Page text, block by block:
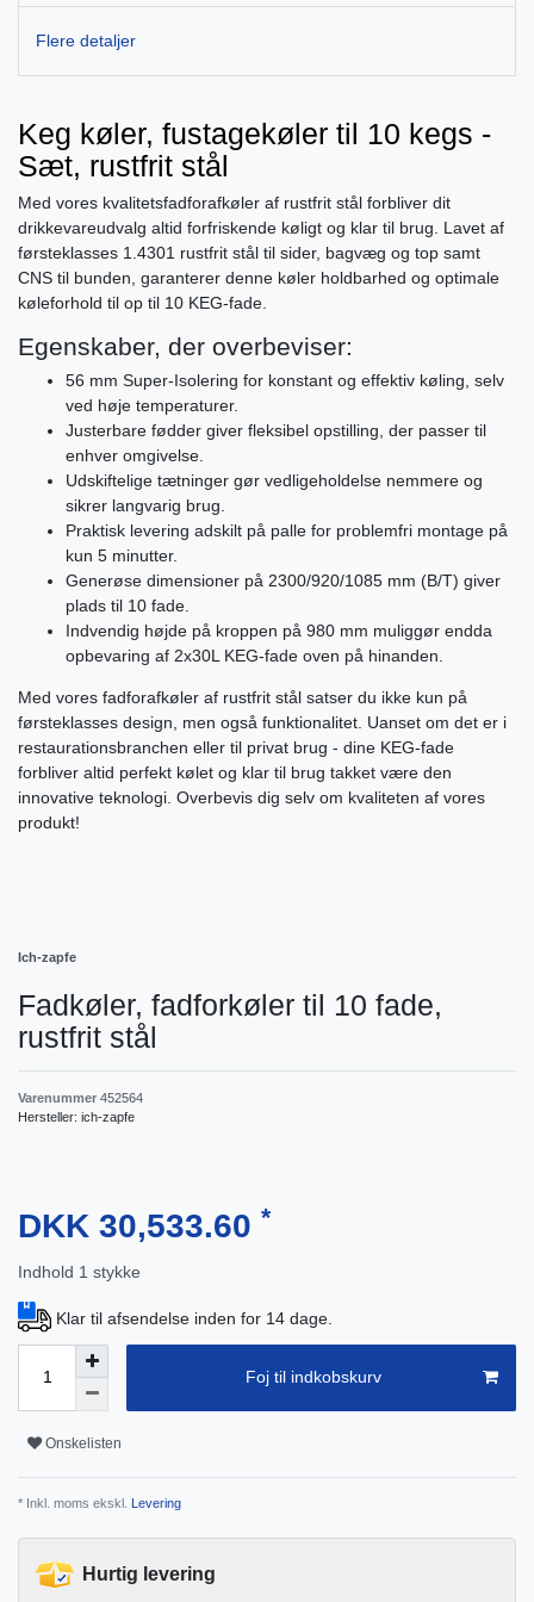
Flere detaljer
Keg køler, fustagekøler til 10 kegs -
Sæt, rustfrit stål
Med vores kvalitetsfadforafkøler af rustfrit stål forbliver dit
drikkevareudvalg altid forfriskende køligt og klar til brug. Lavet af
førsteklasses 1.4301 rustfrit stål til sider, bagvæg og top samt
CNS til bunden, garanterer denne køler holdbarhed og optimale
køleforhold til op til 10 KEG-fade.
Egenskaber, der overbeviser:
56 mm Super-Isolering for konstant og effektiv køling, selv
ved høje temperaturer.
Justerbare fødder giver fleksibel opstilling, der passer til
enhver omgivelse.
Udskiftelige tætninger gør vedligeholdelse nemmere og
sikrer langvarig brug.
Praktisk levering adskilt på palle for problemfri montage på
kun 5 minutter.
Generøse dimensioner på 2300/920/1085 mm (B/T) giver
plads til 10 fade.
Indvendig højde på kroppen på 980 mm muliggør endda
opbevaring af 2x30L KEG-fade oven på hinanden.
Med vores fadforafkøler af rustfrit stål satser du ikke kun på
førsteklasses design, men også funktionalitet. Uanset om det er i
restaurationsbranchen eller til privat brug - dine KEG-fade
forbliver altid perfekt kølet og klar til brug takket være den
innovative teknologi. Overbevis dig selv om kvaliteten af vores
produkt!
Ich-zapfe
Fadkøler, fadforkøler til 10 fade,
rustfrit stål
Varenummer 452564
Hersteller: ich-zapfe
DKK 30,533.60 *
Indhold 1 stykke
Klar til afsendelse inden for 14 dage.
Foj til indkobskurv
Onskelisten
* Inkl. moms ekskl. Levering
Hurtig levering